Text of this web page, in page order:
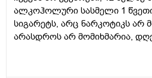
ალკოჰოლური სასმელი 1
სიგარეტს, არც ნარკოტიკს არ
არასდროს არ მომიხმარია,
მაქვს, სხვა ვარჯიშებსაც